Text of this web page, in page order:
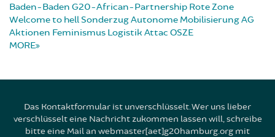
Baden-Baden G20-African-Partnership Rote Zone
Welcome to hellSonderzugAutonome MobilisierungAG
Aktionen Feminismus Logistik Attac OSZE
MORE
Das Kontaktformular ist unverschlüsselt. Wer uns lieber
verschlüsselt eine Nachricht zukommen lassen will, schreibe
bitte eine Mail an webmaster[aet]g20hamburg.org mit